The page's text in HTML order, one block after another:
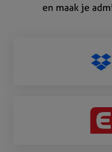
en maak je